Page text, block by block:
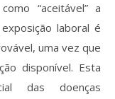
“aceitável” a
laboral é
uma vez que
disponível. Esta
das doenças